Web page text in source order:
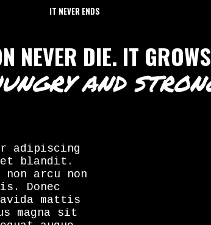
IT NEVER ENDS
NEVER DIE. IT GROWS
AND
adipiscing
blandit.
arcu non
Donec
mattis
magna sit